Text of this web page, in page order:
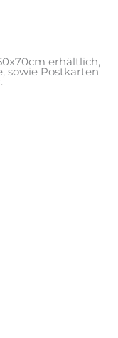
erhältlich,
sowie Postkarten